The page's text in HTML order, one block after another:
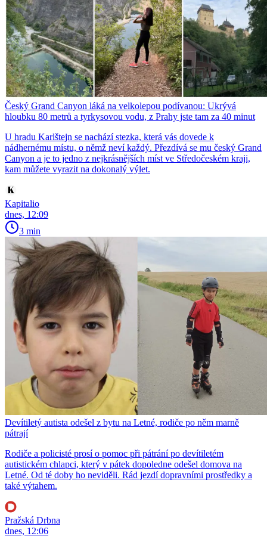
Český Grand Canyon láká na velkolepou podívanou: Ukrývá
hloubku 80 metrů a tyrkysovou vodu, z Prahy jste tam za 40 minut
U hradu Karlštejn se nachází stezka, která vás dovede k
nádhernému místu, o němž neví každý. Přezdívá se mu český Grand
Canyon a je to jedno z nejkrásnějších míst ve Středočeském kraji,
kam můžete vyrazit na dokonalý výlet.
Kapitalio
dnes, 12:09
3 min
Devítiletý autista odešel z bytu na Letné, rodiče po něm marně
pátrají
Rodiče a policisté prosí o pomoc při pátrání po devítiletém
autistickém chlapci, který v pátek dopoledne odešel domova na
Letné. Od té doby ho neviděli. Rád jezdí dopravními prostředky a
také výtahem.
Pražská Drbna
dnes, 12:06